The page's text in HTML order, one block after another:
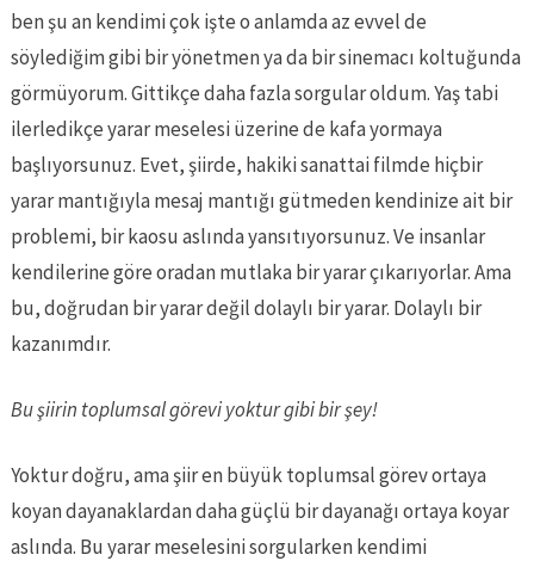
ben şu an kendimi çok işte o anlamda az evvel de
söylediğim gibi bir yönetmen ya da bir sinemacı koltuğunda
görmüyorum. Gittikçe daha fazla sorgular oldum. Yaş tabi
ilerledikçe yarar meselesi üzerine de kafa yormaya
başlıyorsunuz. Evet, şiirde, hakiki sanattai filmde hiçbir
yarar mantığıyla mesaj mantığı gütmeden kendinize ait bir
problemi, bir kaosu aslında yansıtıyorsunuz. Ve insanlar
kendilerine göre oradan mutlaka bir yarar çıkarıyorlar. Ama
bu, doğrudan bir yarar değil dolaylı bir yarar. Dolaylı bir
kazanımdır.
Bu şiirin toplumsal görevi yoktur gibi bir şey!
Yoktur doğru, ama şiir en büyük toplumsal görev ortaya
koyan dayanaklardan daha güçlü bir dayanağı ortaya koyar
aslında. Bu yarar meselesini sorgularken kendimi